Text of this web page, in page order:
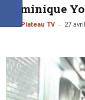
Dominique
Sud Plateau TV - 27